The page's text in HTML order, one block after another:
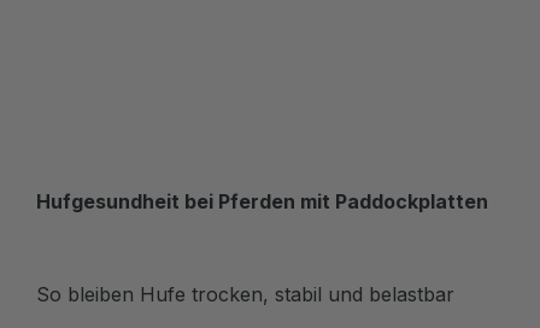
Hufgesundheit bei Pferden mit Paddockplatten
So bleiben Hufe trocken, stabil und belastbar